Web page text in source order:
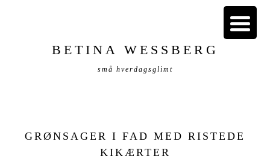
BETINA WESSBERG
små hverdagsglimt
GRØNSAGER I FAD MED RISTEDE
KIKÆRTER